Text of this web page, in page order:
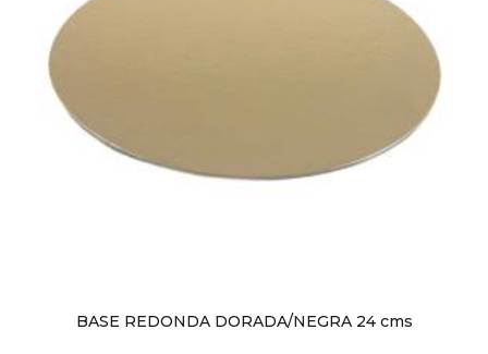
BASE REDONDA DORADA/NEGRA 24 cms